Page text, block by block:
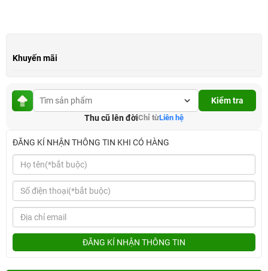
Khuyến mãi
Kiểm tra
Thu cũ lên đờiChỉ từLiên hệ
ĐĂNG KÍ NHẬN THÔNG TIN KHI CÓ HÀNG
ĐĂNG KÍ NHẬN THÔNG TIN